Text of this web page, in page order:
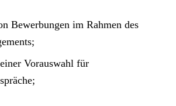
Bewerbungen im Rahmen des
Vorauswahl für